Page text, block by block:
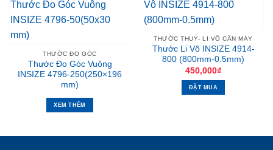
THƯỚC ĐO GÓC
Thước Đo Góc Vuông
INSIZE 4796-250(250×196
mm)
XEM THÊM
THƯỚC THUỶ- LI VÔ CÂN MÁY
Thước Li Vô INSIZE 4914-
800 (800mm-0.5mm)
450,000₫
ĐẶT MUA